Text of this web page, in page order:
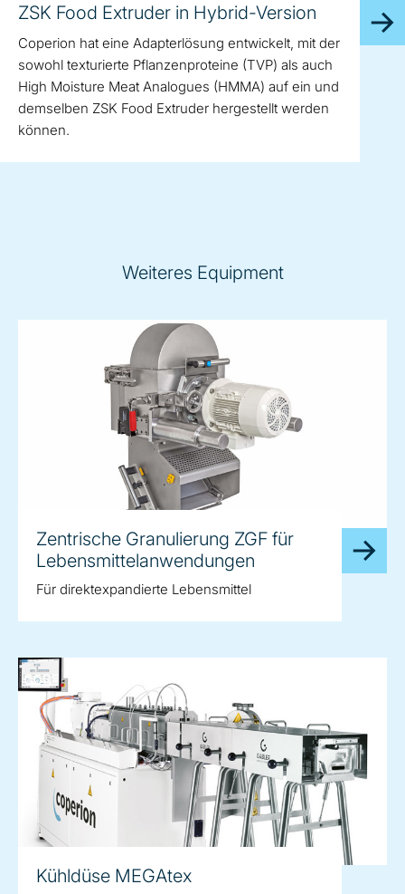
ZSK Food Extruder in Hybrid-Version
Coperion hat eine Adapterlösung entwickelt, mit der
sowohl texturierte Pflanzenproteine (TVP) als auch
High Moisture Meat Analogues (HMMA) auf ein und
demselben ZSK Food Extruder hergestellt werden
können.
Weiteres Equipment
Zentrische Granulierung ZGF für
Lebensmittelanwendungen
Für direktexpandierte Lebensmittel
Kühldüse MEGAtex